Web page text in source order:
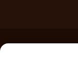
เว็บไซต์แห่งนี้ไม่ได้เห็นด้วยและ
วิจารณญาณในการกลั่นกรองด้วย